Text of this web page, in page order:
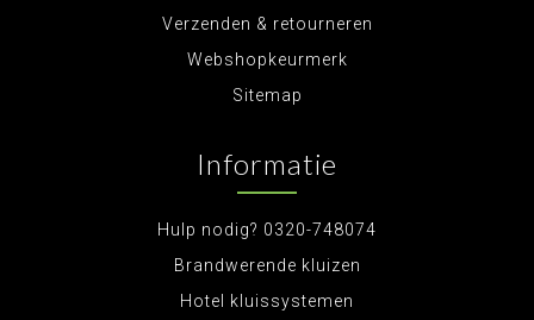
Verzenden & retourneren
Webshopkeurmerk
Sitemap
Informatie
Hulp nodig? 0320-748074
Brandwerende kluizen
Hotel kluissystemen